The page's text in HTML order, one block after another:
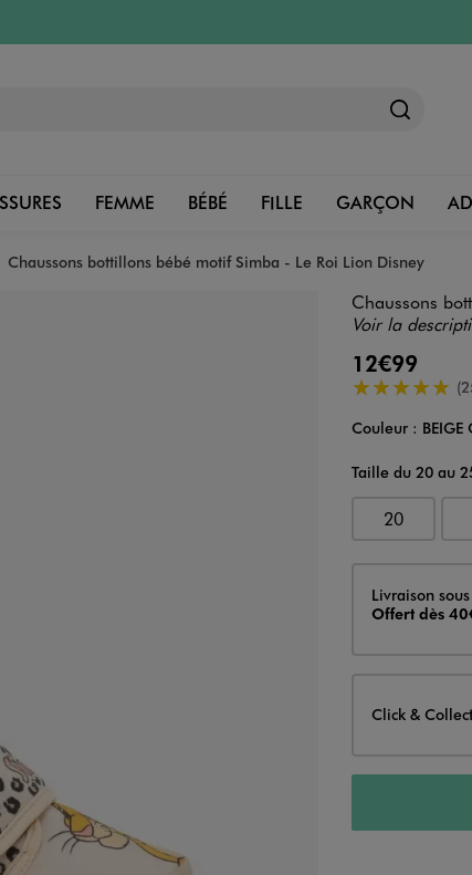
FEMME BÉBÉ FILLE GARÇON
Chaussons bottillons bébé motif Simba - Le Roi Lion Disney
Chaussons
Voir la
12€99
5/5 de
Couleur
Couleur : BEIGE
Taille du 20 au
20
Livraison
Livraison
Offert dès
Click &